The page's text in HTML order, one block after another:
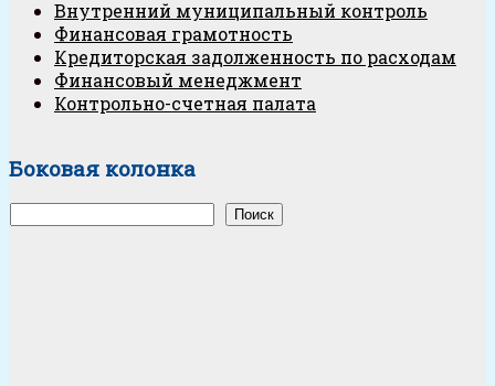
Внутренний муниципальный контроль
Финансовая грамотность
Кредиторская задолженность по расходам
Финансовый менеджмент
Контрольно-счетная палата
Боковая колонка
Поиск